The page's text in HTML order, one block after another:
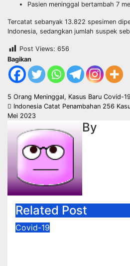
Pasien meninggal bertambah 7
Tercatat sebanyak 13.822 spesimen
Indonesia, sedangkan jumlah suspek
Post Views: 656
Bagikan
Post
navigation
5 Orang Meninggal, Kasus Baru Covid-
Indonesia Catat Penambahan 256
Mei 2023
By
Related Post
Covid-19